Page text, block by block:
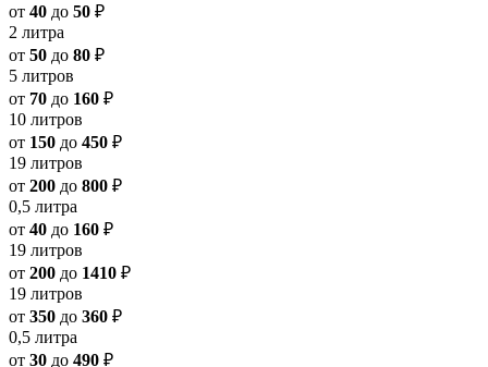
от 40 до 50 ₽
2 литра
от 50 до 80 ₽
5 литров
от 70 до 160 ₽
10 литров
от 150 до 450 ₽
19 литров
от 200 до 800 ₽
0,5 литра
от 40 до 160 ₽
19 литров
от 200 до 1410 ₽
19 литров
от 350 до 360 ₽
0,5 литра
от 30 до 490 ₽